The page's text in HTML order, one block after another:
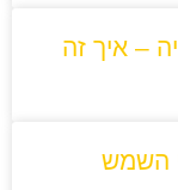
– איך זה
השמש